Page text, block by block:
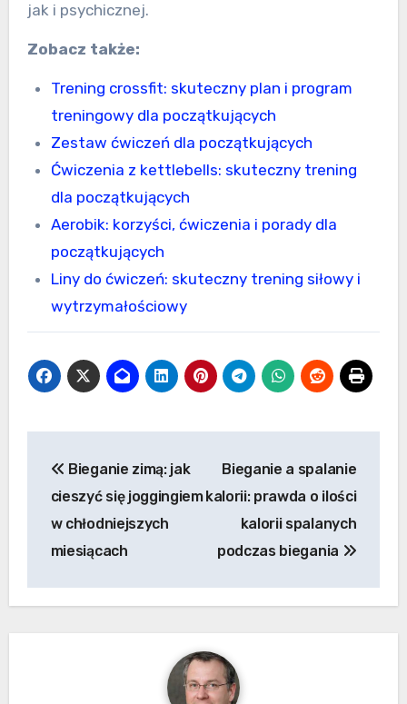
jak i psychicznej.
Zobacz także:
Trening crossfit: skuteczny plan i program
treningowy dla początkujących
Zestaw ćwiczeń dla początkujących
Ćwiczenia z kettlebells: skuteczny trening
dla początkujących
Aerobik: korzyści, ćwiczenia i porady dla
początkujących
Liny do ćwiczeń: skuteczny trening siłowy i
wytrzymałościowy
wpisu
Bieganie zimą: jak
cieszyć się joggingiem
w chłodniejszych
miesiącach
Bieganie a spalanie
kalorii: prawda o ilości
kalorii spalanych
podczas biegania